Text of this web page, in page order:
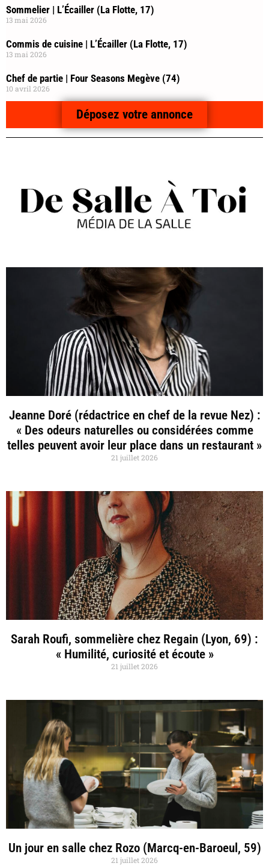
Sommelier | L’Écailler (La Flotte, 17)
13 mai 2026
Commis de cuisine | L’Écailler (La Flotte, 17)
13 mai 2026
Chef de partie | Four Seasons Megève (74)
10 avril 2026
Déposez votre annonce
Jeanne Doré (rédactrice en chef de la revue Nez) :
« Des odeurs naturelles ou considérées comme
telles peuvent avoir leur place dans un restaurant »
21 juillet 2026
Sarah Roufi, sommelière chez Regain (Lyon, 69) :
« Humilité, curiosité et écoute »
21 juillet 2026
Un jour en salle chez Rozo (Marcq-en-Baroeul, 59)
21 juillet 2026